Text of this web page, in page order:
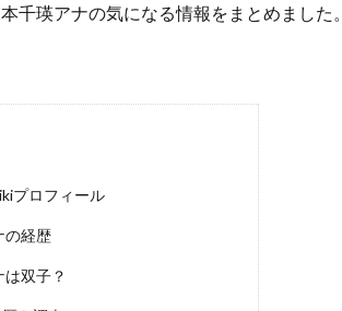
千瑛アナの気になる情報をまとめました。
プロフィール
の経歴
双子？